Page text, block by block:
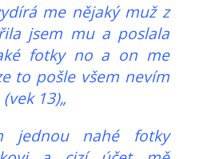
me nějaký muž z
jsem mu a poslala
fotky no a on me
to pošle všem nevím
13)„
jednou nahé fotky